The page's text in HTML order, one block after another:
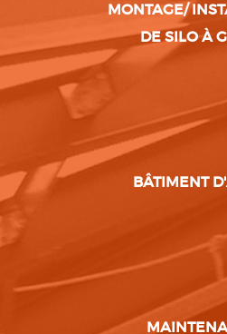
MONTAGE/
DE SILO À
BÂTIMENT